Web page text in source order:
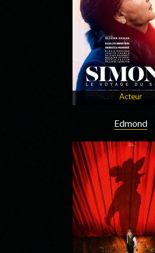
Acteur
Edmond